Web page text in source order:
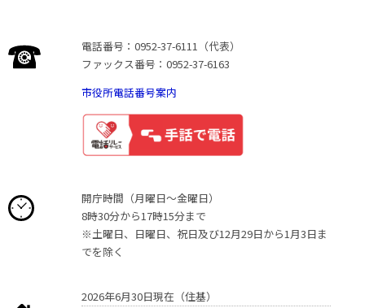
電話番号：0952-37-6111（代表）
ファックス番号：0952-37-6163
市役所電話番号案内
開庁時間（月曜日〜金曜日）
8時30分から17時15分まで
※土曜日、日曜日、祝日及び12月29日から1月3日ま
でを除く
2026年6月30日現在（住基）